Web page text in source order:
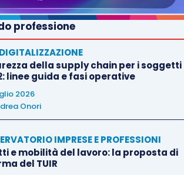
professione
della supply chain per i soggetti
linee guida e fasi operative
2026
Onori
IMPRESE E PROFESSIONI
e mobilità del lavoro: la proposta di
del TUIR